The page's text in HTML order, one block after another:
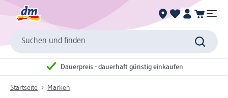
Suchen und finden
Dauerpreis - dauerhaft günstig einkaufen
Startseite Marken